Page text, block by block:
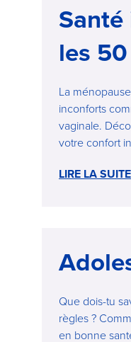
les
La
inconforts
vaginale.
votre confort
LIRE LA SUITE
Que dois-tu
règles ?
en bonne